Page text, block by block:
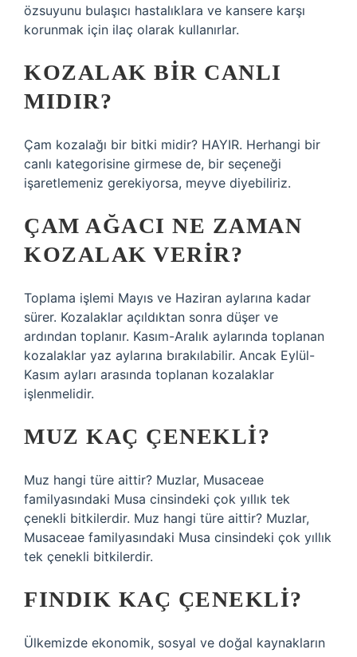
özsuyunu bulaşıcı hastalıklara ve kansere karşı
korunmak için ilaç olarak kullanırlar.
KOZALAK BIR CANLI
MIDIR?
Çam kozalağı bir bitki midir? HAYIR. Herhangi bir
canlı kategorisine girmese de, bir seçeneği
işaretlemeniz gerekiyorsa, meyve diyebiliriz.
ÇAM AĞACI NE ZAMAN
KOZALAK VERIR?
Toplama işlemi Mayıs ve Haziran aylarına kadar
sürer. Kozalaklar açıldıktan sonra düşer ve
ardından toplanır. Kasım-Aralık aylarında toplanan
kozalaklar yaz aylarına bırakılabilir. Ancak Eylül-
Kasım ayları arasında toplanan kozalaklar
işlenmelidir.
MUZ KAÇ ÇENEKLI?
Muz hangi türe aittir? Muzlar, Musaceae
familyasındaki Musa cinsindeki çok yıllık tek
çenekli bitkilerdir. Muz hangi türe aittir? Muzlar,
Musaceae familyasındaki Musa cinsindeki çok yıllık
tek çenekli bitkilerdir.
FINDIK KAÇ ÇENEKLI?
Ülkemizde ekonomik, sosyal ve doğal kaynakların